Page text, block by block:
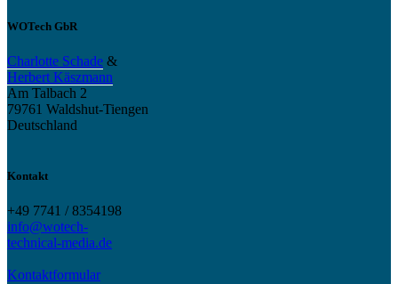
WOTech GbR
Charlotte Schade &
Herbert Käszmann
Am Talbach 2
79761 Waldshut-Tiengen
Deutschland
Kontakt
+49 7741 / 8354198
info@wotech-
technical-media.de
Kontaktformular